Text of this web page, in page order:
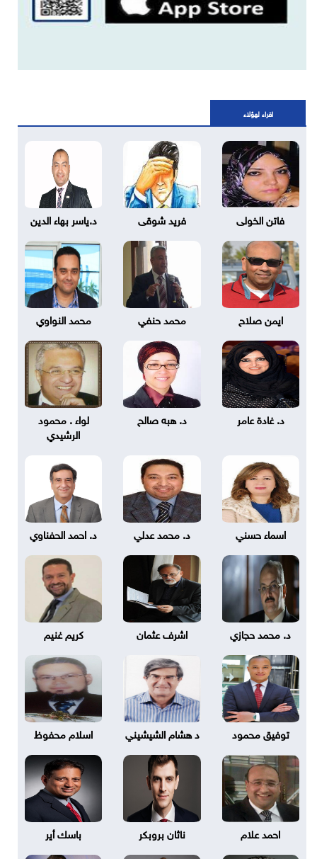
اقراء لهؤلاء
فاتن الخولى فريد شوقى د.ياسر بهاء الدين
ايمن صلاح محمد حنفي محمد النواوي
د. غادة عامر د. هبه صالح
لواء . محمود
الرشيدي
اسماء حسني د. محمد عدلي د. احمد الحفناوي
د. محمد حجازي اشرف عثمان كريم غنيم
توفيق محمود د هشام الشيشيني اسلام محفوظ
احمد علام ناثان بروبكر باسك أير